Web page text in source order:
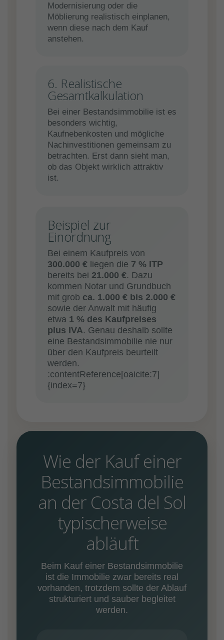
Modernisierung oder die
Möblierung realistisch einplanen,
wenn diese nach dem Kauf
anstehen.
6. Realistische
Gesamtkalkulation
Bei einer Bestandsimmobilie ist es
besonders wichtig,
Kaufnebenkosten und mögliche
Nachinvestitionen gemeinsam zu
betrachten. Erst dann sieht man,
ob das Objekt wirklich attraktiv
ist.
Beispiel zur
Einordnung
Bei einem Kaufpreis von
300.000 € liegen die 7 % ITP
bereits bei 21.000 €. Dazu
kommen Notar und Grundbuch
mit grob ca. 1.000 € bis 2.000 €
sowie der Anwalt mit häufig
etwa 1 % des Kaufpreises
plus IVA. Genau deshalb sollte
eine Bestandsimmobilie nie nur
über den Kaufpreis beurteilt
werden.
:contentReference[oaicite:7]
{index=7}
Wie der Kauf einer
Bestandsimmobilie
an der Costa del Sol
typischerweise
abläuft
Beim Kauf einer Bestandsimmobilie
ist die Immobilie zwar bereits real
vorhanden, trotzdem sollte der Ablauf
strukturiert und sauber begleitet
werden.